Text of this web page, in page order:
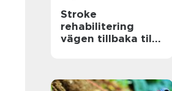
Stroke
rehabilitering
vägen tillbaka till